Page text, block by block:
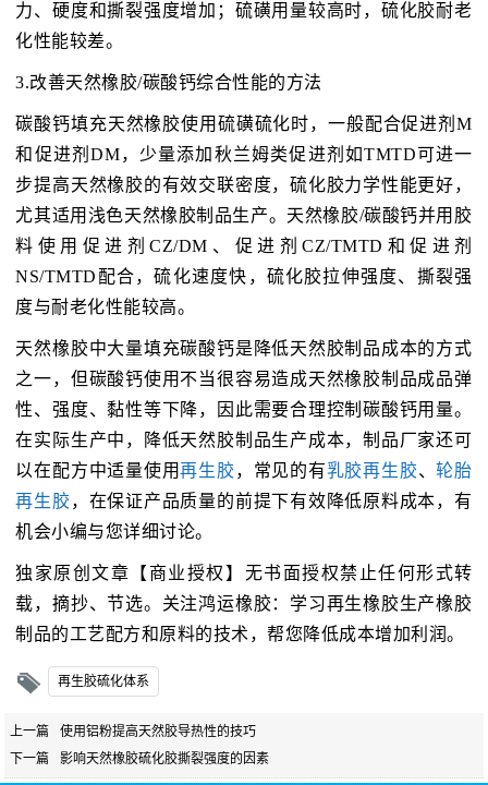
力、硬度和撕裂强度增加；硫磺用量较高时，硫化胶耐老
化性能较差。
3.改善天然橡胶/碳酸钙综合性能的方法
碳酸钙填充天然橡胶使用硫磺硫化时，一般配合促进剂M
和促进剂DM，少量添加秋兰姆类促进剂如TMTD可进一
步提高天然橡胶的有效交联密度，硫化胶力学性能更好，
尤其适用浅色天然橡胶制品生产。天然橡胶/碳酸钙并用胶
料使用促进剂CZ/DM、促进剂CZ/TMTD和促进剂
NS/TMTD配合，硫化速度快，硫化胶拉伸强度、撕裂强
度与耐老化性能较高。
天然橡胶中大量填充碳酸钙是降低天然胶制品成本的方式
之一，但碳酸钙使用不当很容易造成天然橡胶制品成品弹
性、强度、黏性等下降，因此需要合理控制碳酸钙用量。
在实际生产中，降低天然胶制品生产成本，制品厂家还可
以在配方中适量使用再生胶，常见的有乳胶再生胶、轮胎
再生胶，在保证产品质量的前提下有效降低原料成本，有
机会小编与您详细讨论。
独家原创文章【商业授权】无书面授权禁止任何形式转
载，摘抄、节选。关注鸿运橡胶：学习再生橡胶生产橡胶
制品的工艺配方和原料的技术，帮您降低成本增加利润。
再生胶硫化体系
上一篇
使用铝粉提高天然胶导热性的技巧
下一篇
影响天然橡胶硫化胶撕裂强度的因素